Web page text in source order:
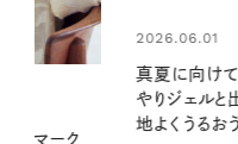
2026.06.01
お出かけ前の
の一日。汗ば
に過ごす私